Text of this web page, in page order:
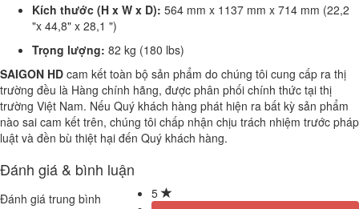
Kích thước (H x W x D): 564 mm x 1137 mm x 714 mm (22,2
"x 44,8" x 28,1 ")
Trọng lượng: 82 kg (180 lbs)
SAIGON HD cam kết toàn bộ sản phẩm do chúng tôi cung cấp ra thị
trường đều là Hàng chính hãng, được phân phối chính thức tại thị
trường Việt Nam. Nếu Quý khách hàng phát hiện ra bất kỳ sản phẩm
nào sai cam kết trên, chúng tôi chấp nhận chịu trách nhiệm trước pháp
luật và đền bù thiệt hại đến Quý khách hàng.
Đánh giá & bình luận
Đánh giá trung bình
5